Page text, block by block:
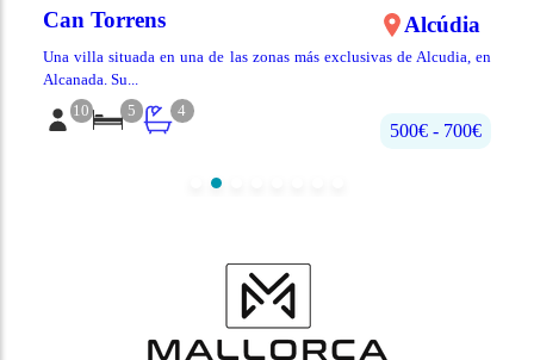
Can Torrens Alcúdia
Una villa situada en una de las zonas más exclusivas de Alcudia, en
Alcanada. Su...
10
5 4
500€‎ - 700€‎